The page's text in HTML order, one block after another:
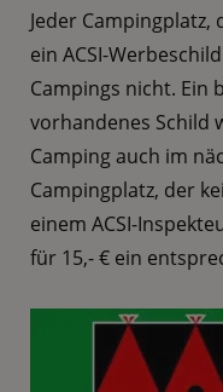
Jeder
ein ACSI-
Campings nicht. Ein
vorhandenes Schild
Camping auch im
Campingplatz, der
einem ACSI-
für 15,- € ein